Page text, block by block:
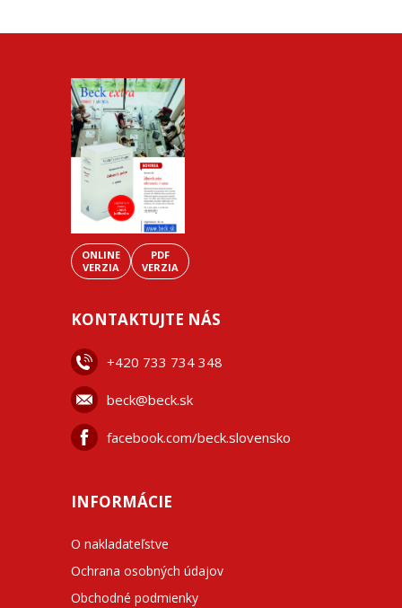
ONLINE
VERZIA
PDF
VERZIA
KONTAKTUJTE NÁS
+420 733 734 348
beck@beck.sk
facebook.com/beck.slovensko
INFORMÁCIE
O nakladateľstve
Ochrana osobných údajov
Obchodné podmienky